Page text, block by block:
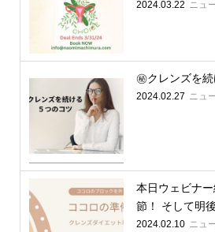
2024.03.22 ニュ
㊙️クレンズを
2024.02.27 ニュ
本日ウェビナ
節！ そして明
2024.02.10 ニュ